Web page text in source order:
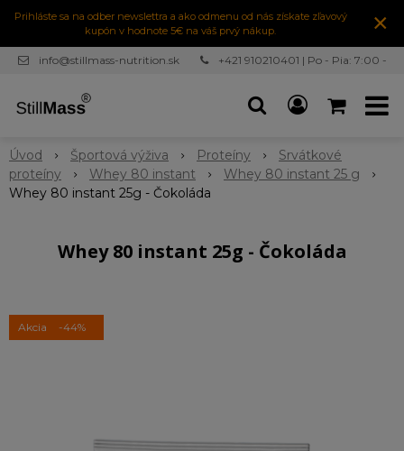
Prihláste sa na odber newslettra a ako odmenu od nás získate zľavový
kupón v hodnote 5€ na váš prvý nákup.
×
info@stillmass-nutrition.sk
+421 910210401 | Po - Pia: 7:00 -
Úvod Športová výživa Proteíny
Srvátkové
proteíny
Whey 80 instant
Whey 80 instant 25 g
Whey 80 instant 25g - Čokoláda
Whey 80 instant 25g - Čokoláda
Akcia -44%